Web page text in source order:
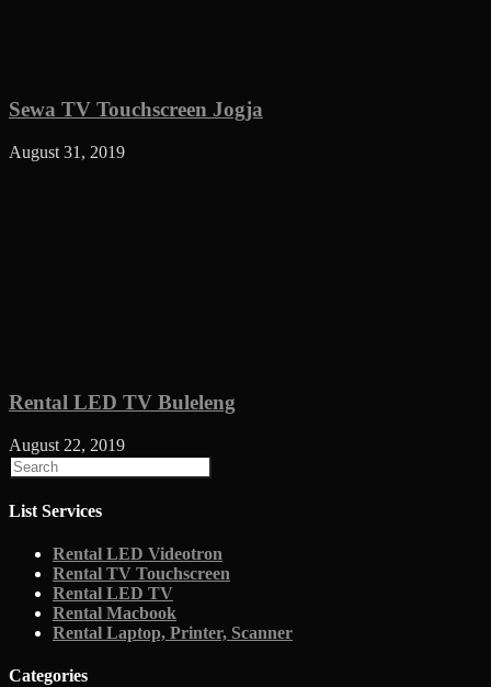
Sewa TV Touchscreen Jogja
August 31, 2019
Rental LED TV Buleleng
August 22, 2019
List Services
Rental LED Videotron
Rental TV Touchscreen
Rental LED TV
Rental Macbook
Rental Laptop, Printer, Scanner
Categories